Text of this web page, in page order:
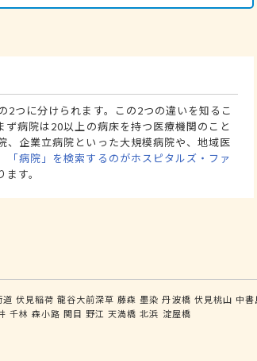
つに分けられます。この2つの違いを知るこ
病院は20以上の病床を持つ医療機関のこと
、企業立病院といった大規模病院や、地域医
「病院」を検索するのがホスピタルズ・ファ
す。
道 伏見稲荷 龍谷大前深草 藤森 墨染 丹波橋 伏見桃山 中書
千林 森小路 関目 野江 天満橋 北浜 淀屋橋